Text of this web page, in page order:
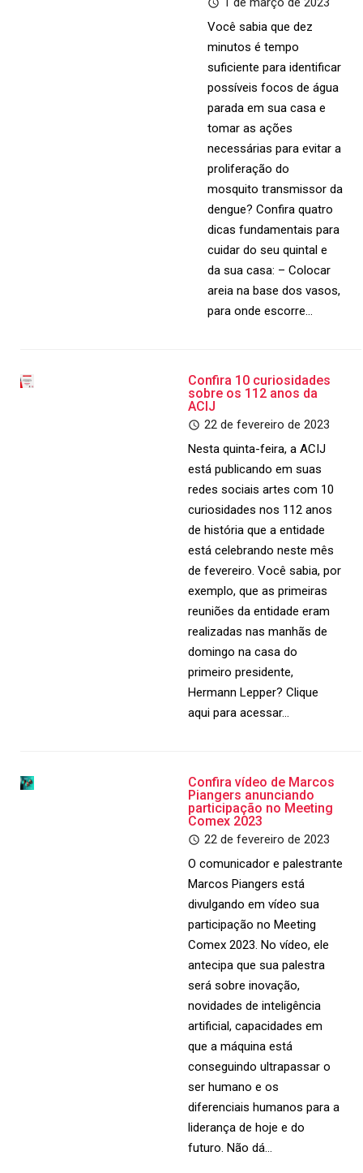
Você sabia que dez
minutos é tempo
suficiente para identificar
possíveis focos de água
parada em sua casa e
tomar as ações
necessárias para evitar a
proliferação do
mosquito transmissor da
dengue? Confira quatro
dicas fundamentais para
cuidar do seu quintal e
da sua casa: – Colocar
areia na base dos vasos,
para onde escorre…
Confira 10 curiosidades
sobre os 112 anos da
ACIJ
22 de fevereiro de 2023
Nesta quinta-feira, a ACIJ
está publicando em suas
redes sociais artes com 10
curiosidades nos 112 anos
de história que a entidade
está celebrando neste mês
de fevereiro. Você sabia, por
exemplo, que as primeiras
reuniões da entidade eram
realizadas nas manhãs de
domingo na casa do
primeiro presidente,
Hermann Lepper? Clique
aqui para acessar…
Confira vídeo de Marcos
Piangers anunciando
participação no Meeting
Comex 2023
22 de fevereiro de 2023
O comunicador e palestrante
Marcos Piangers está
divulgando em vídeo sua
participação no Meeting
Comex 2023. No vídeo, ele
antecipa que sua palestra
será sobre inovação,
novidades de inteligência
artificial, capacidades em
que a máquina está
conseguindo ultrapassar o
ser humano e os
diferenciais humanos para a
liderança de hoje e do
futuro. Não dá…